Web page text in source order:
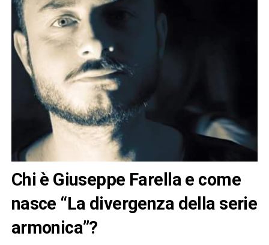
Chi è Giuseppe Farella e come
nasce “La divergenza della serie
armonica”?